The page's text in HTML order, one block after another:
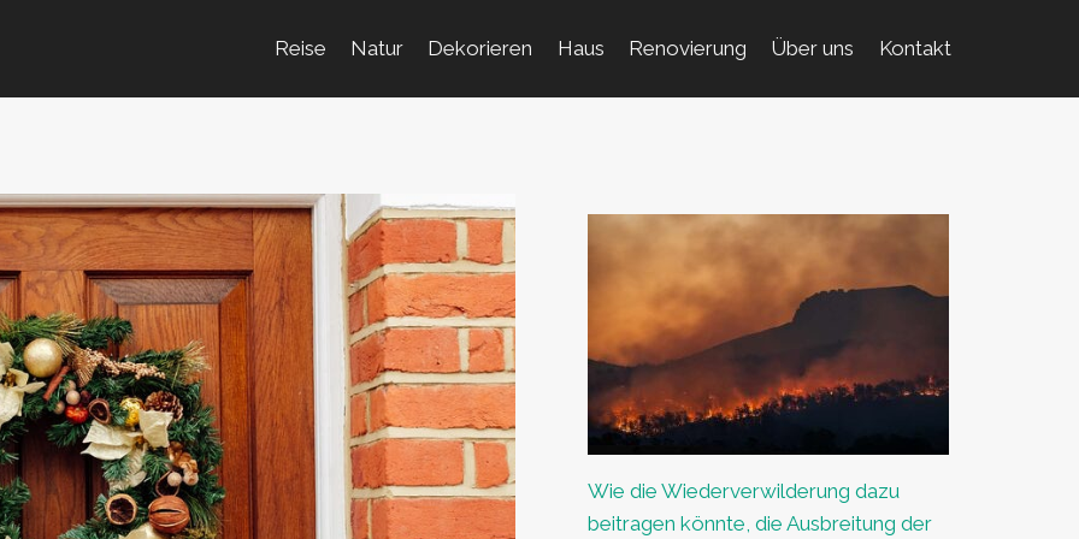
Reise Natur Dekorieren Haus Renovierung Über uns Kontakt
Wie die Wiederverwilderung dazu
beitragen könnte, die Ausbreitung der